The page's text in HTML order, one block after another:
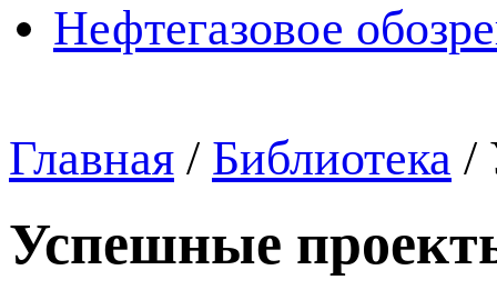
Нефтегазовое
Главная / Библиотека /
Успешные